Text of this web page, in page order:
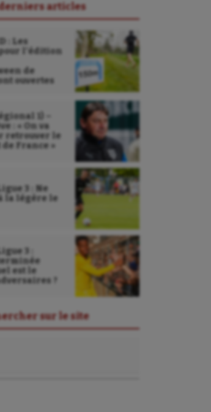
derniers articles
: Les
l’édition
de
ouvertes
1) –
: « On va
retrouver le
France »
3 : Ne
la légère le
3 :
est le
?
sur le site